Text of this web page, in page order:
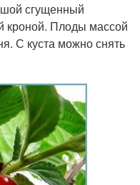
сгущенный
кроной. Плоды массой
С куста можно снять